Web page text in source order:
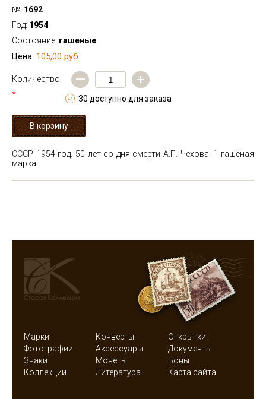
№: 1692
Год: 1954
Состояние: гашеные
Цена: 105,00 руб.
Количество:
*
— +
30 доступно для заказа
СССР 1954 год. 50 лет со дня смерти А.П. Чехова. 1 гашёная
марка
Марки Конверты
Открытки
Фотографии
Аксессуары
Документы
Знаки
Монеты
Боны
Коллекции
Литература Карта сайта